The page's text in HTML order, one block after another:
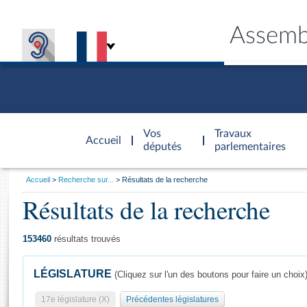
Accueil
d'accueil
Vos
députés
Travaux
parlementaires
Général
Vous
Accueil Recherche sur... Résultats de la recherche
Résultats de la recherche
153460 résultats trouvés
LÉGISLATURE (Cliquez sur l'un des boutons pour faire un choix)
17e législature (X) Précédentes législatures